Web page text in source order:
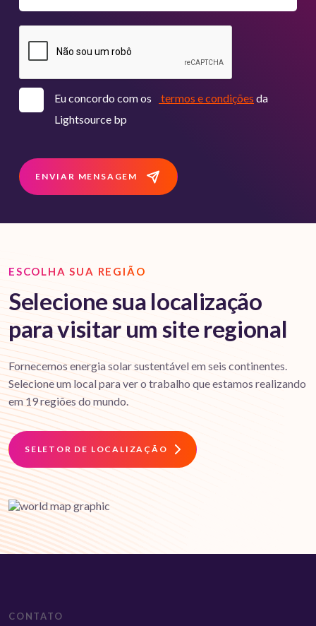
Eu concordo com os termos e condições da
Lightsource bp
ENVIAR MENSAGEM
ESCOLHA SUA REGIÃO
Selecione sua localização
para visitar um site regional
Fornecemos energia solar sustentável em seis continentes.
Selecione um local para ver o trabalho que estamos realizando
em 19 regiões do mundo.
SELETOR DE LOCALIZAÇÃO
CONTATO